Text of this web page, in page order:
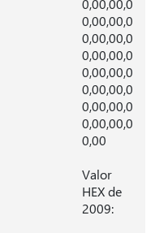
0,00,00,0
0,00,00,0
0,00,00,0
0,00,00,0
0,00,00,0
0,00,00,0
0,00,00,0
0,00,00,0
0,00
Valor
HEX de
2009: